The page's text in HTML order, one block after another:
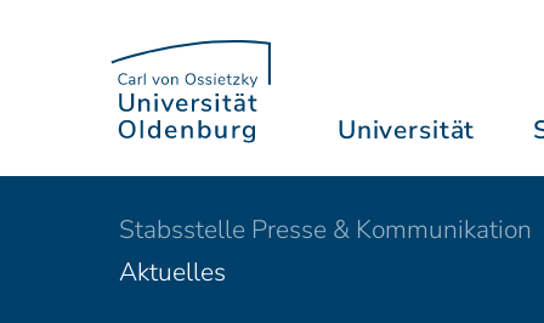
Universität
Stabsstelle Presse & Kommunikation
Aktuelles